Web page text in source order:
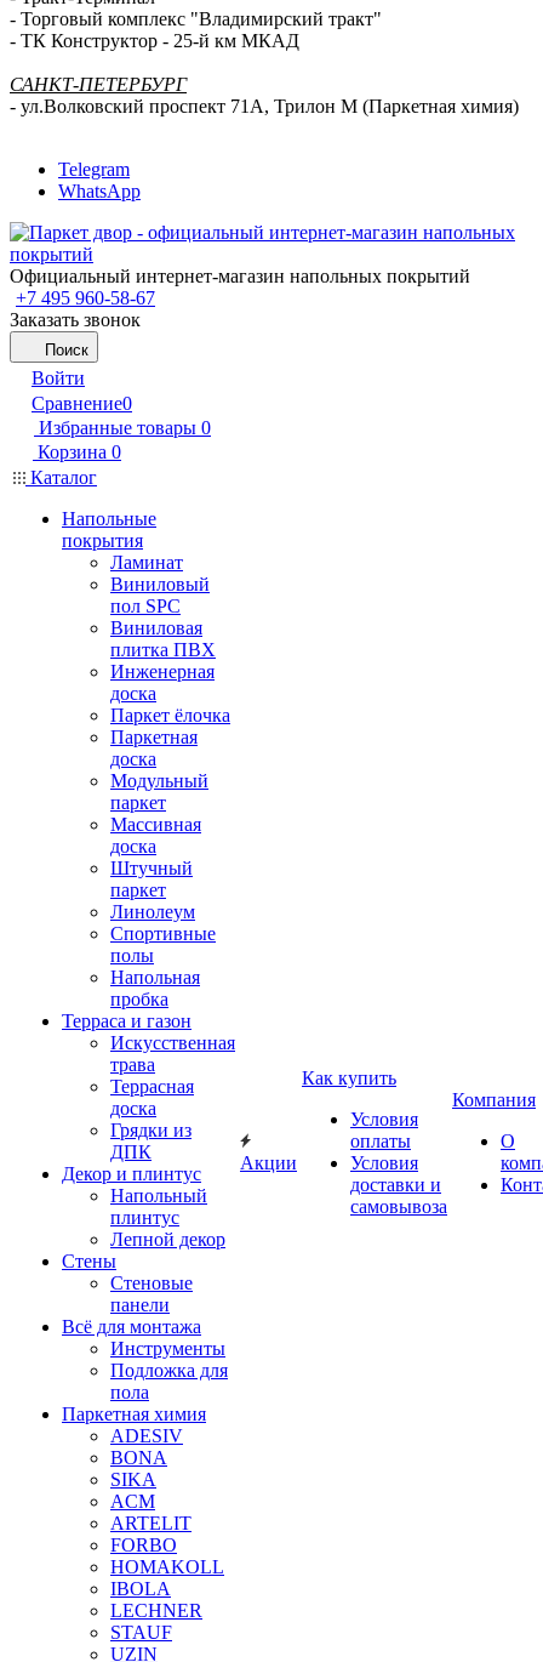
- Торговый комплекс "Владимирский тракт"
- ТК Конструктор - 25-й км МКАД
САНКТ-ПЕТЕРБУРГ
- ул.Волковский проспект 71А, Трилон М (Паркетная химия)
Telegram
WhatsApp
Официальный интернет-магазин напольных покрытий
+7 495 960-58-67
Заказать звонок
Поиск
Войти
Сравнение0
Избранные товары 0
Корзина 0
Каталог
Напольные
покрытия
Ламинат
Виниловый
пол SPC
Виниловая
плитка ПВХ
Инженерная
доска
Паркет ёлочка
Паркетная
доска
Модульный
паркет
Массивная
доска
Штучный
паркет
Линолеум
Спортивные
полы
Напольная
пробка
Терраса и газон
Искусственная
трава
Террасная
доска
Грядки из
ДПК
Декор и плинтус
Напольный
плинтус
Лепной декор
Стены
Стеновые
панели
Всё для монтажа
Инструменты
Подложка для
пола
Паркетная химия
ADESIV
BONA
SIKA
ACM
ARTELIT
FORBO
HOMAKOLL
IBOLA
LECHNER
STAUF
UZIN
Акции
Как купить
Условия
оплаты
Условия
доставки и
самовывоза
Компания
О